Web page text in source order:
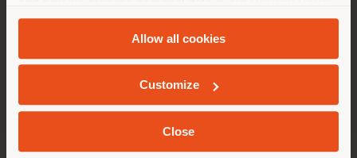
andCookie Policy.
Allow all cookies
Customize
Close
GEOLOKALISIERT
UNTERNEHMEN
PRODUKTLINIEN